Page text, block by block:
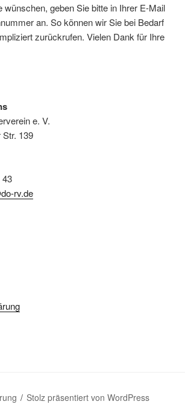
wünschen, geben Sie bitte in Ihrer E-Mail
an. So können wir Sie bei Bedarf
zurückrufen. Vielen Dank für Ihre
e. V.
Str. 139
43
rv.de
Stolz präsentiert von WordPress